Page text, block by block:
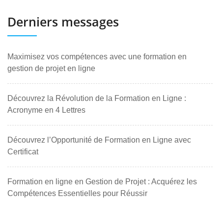
Derniers messages
Maximisez vos compétences avec une formation en
gestion de projet en ligne
Découvrez la Révolution de la Formation en Ligne :
Acronyme en 4 Lettres
Découvrez l’Opportunité de Formation en Ligne avec
Certificat
Formation en ligne en Gestion de Projet : Acquérez les
Compétences Essentielles pour Réussir